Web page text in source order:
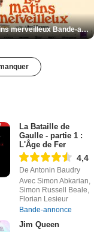
Les Matins merveilleux Bande-annonce VF
La Bataille de
Gaulle - partie 1 :
L'Âge de Fer
4,4
De Antonin Baudry
Avec Simon Abkarian,
Simon Russell Beale,
Florian Lesieur
Bande-annonce
Jim Queen